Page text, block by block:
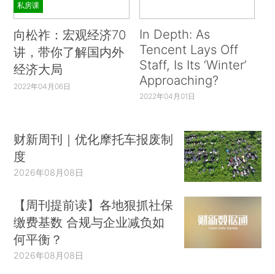
私房课
向松祚：宏观经济70
讲，带你了解国内外
经济大局
2022年04月06日
In Depth: As
Tencent Lays Off
Staff, Is Its ‘Winter’
Approaching?
2022年04月01日
财新周刊｜优化摩托车报废制
度
2026年08月08日
【周刊提前读】各地狠抓社保
缴费基数 合规与企业减负如
何平衡？
2026年08月08日